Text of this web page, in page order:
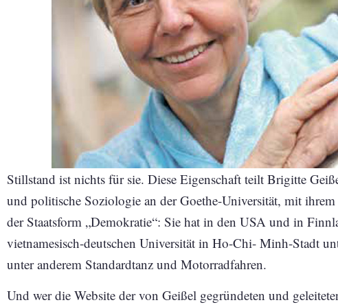
Stillstand ist nichts für sie. Diese Eigenschaft teilt Brigitte
und politische Soziologie an der Goethe-Universität, mit
der Staatsform „Demokratie“: Sie hat in den USA und in
vietnamesisch-deutschen Universität in Ho-Chi- Minh-Stadt
unter anderem Standardtanz und Motorradfahren.
Und wer die Website der von Geißel gegründeten und